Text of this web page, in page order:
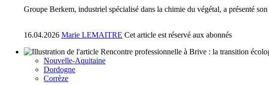
Groupe Berkem, industriel spécialisé dans la chimie du végétal, a présenté
16.04.2026 Marie LEMAITRE Cet article est réservé aux abonnés
Nouvelle-Aquitaine
Dordogne
Corrèze